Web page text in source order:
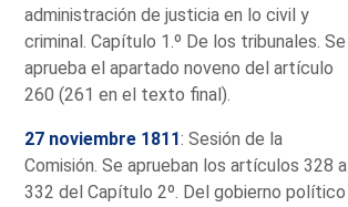
administración de justicia en lo civil y
criminal. Capítulo 1.º De los tribunales. Se
aprueba el apartado noveno del artículo
260 (261 en el texto final).
27 noviembre 1811: Sesión de la
Comisión. Se aprueban los artículos 328 a
332 del Capítulo 2º. Del gobierno político